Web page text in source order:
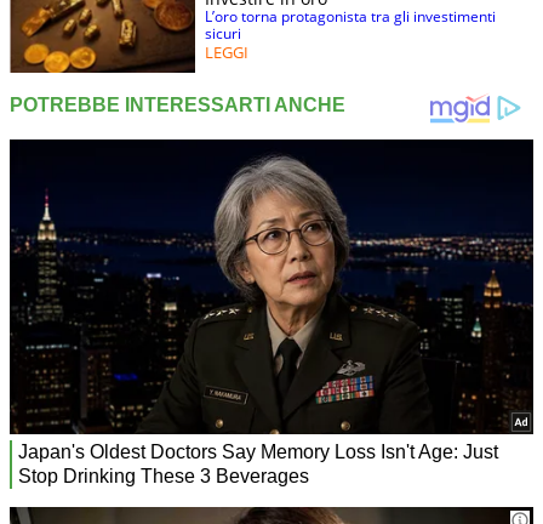
L’oro torna protagonista tra gli investimenti
sicuri
LEGGI